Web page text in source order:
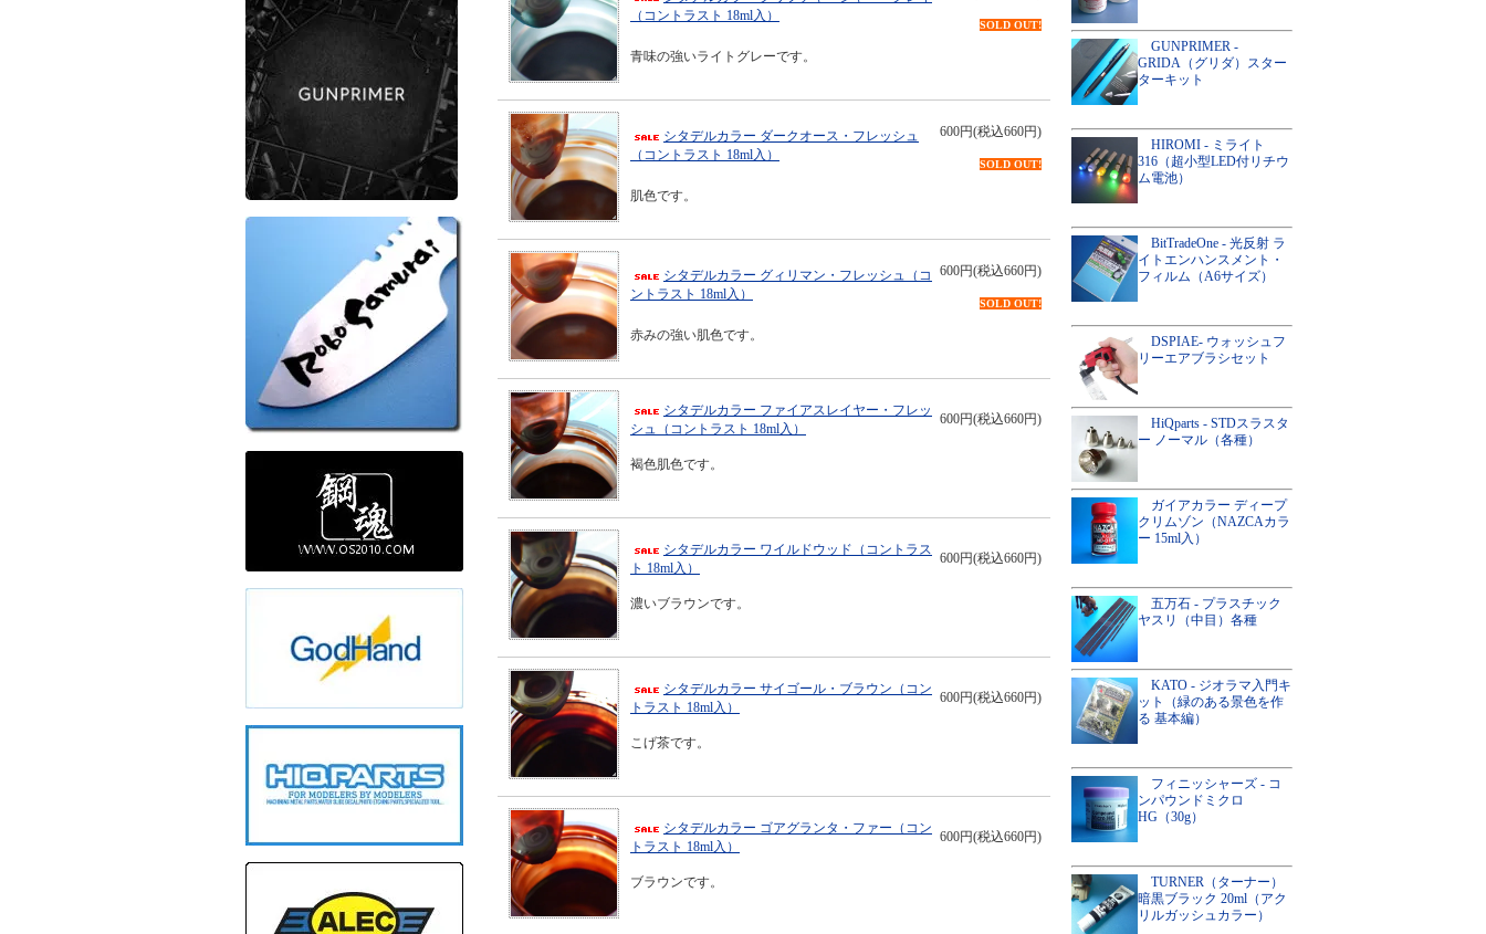
（コントラスト 18ml入）
SOLD OUT!
青味の強いライトグレーです。
シタデルカラー ダークオース・フレッシュ
（コントラスト 18ml入）
600円(税込660円)
SOLD OUT!
肌色です。
シタデルカラー グィリマン・フレッシュ（コ
ントラスト 18ml入）
600円(税込660円)
SOLD OUT!
赤みの強い肌色です。
シタデルカラー ファイアスレイヤー・フレッ
シュ（コントラスト 18ml入）
600円(税込660円)
褐色肌色です。
シタデルカラー ワイルドウッド（コントラス
ト 18ml入）
600円(税込660円)
濃いブラウンです。
シタデルカラー サイゴール・ブラウン（コン
トラスト 18ml入）
600円(税込660円)
こげ茶です。
シタデルカラー ゴアグランタ・ファー（コン
トラスト 18ml入）
600円(税込660円)
ブラウンです。
GUNPRIMER -
GRIDA（グリダ）スター
ターキット
HIROMI - ミライト
316（超小型LED付リチウ
ム電池）
BitTradeOne - 光反射 ラ
イトエンハンスメント・
フィルム（A6サイズ）
DSPIAE- ウォッシュフ
リーエアブラシセット
HiQparts - STDスラスタ
ー ノーマル（各種）
ガイアカラー ディープ
クリムゾン（NAZCAカラ
ー 15ml入）
五万石 - プラスチック
ヤスリ（中目）各種
KATO - ジオラマ入門キ
ット（緑のある景色を作
る 基本編）
フィニッシャーズ - コ
ンパウンドミクロ
HG（30g）
TURNER（ターナー）
暗黒ブラック 20ml（アク
リルガッシュカラー）